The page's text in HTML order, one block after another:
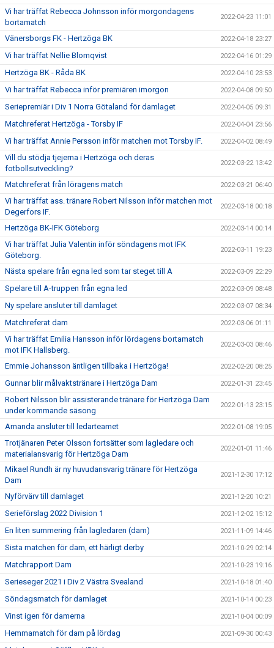
Vi har träffat Rebecca Johnsson inför morgondagens
bortamatch
2022-04-23 11:01
Vänersborgs FK - Hertzöga BK 2022-04-18 23:27
Vi har träffat Nellie Blomqvist 2022-04-16 01:29
Hertzöga BK - Råda BK 2022-04-10 23:53
Vi har träffat Rebecca inför premiären imorgon 2022-04-08 09:50
Seriepremiär i Div 1 Norra Götaland för damlaget 2022-04-05 09:31
Matchreferat Hertzöga - Torsby IF 2022-04-04 23:56
Vi har träffat Annie Persson inför matchen mot Torsby IF. 2022-04-02 08:49
Vill du stödja tjejerna i Hertzöga och deras
fotbollsutveckling?
2022-03-22 13:42
Matchreferat från löragens match 2022-03-21 06:40
Vi har träffat ass. tränare Robert Nilsson inför matchen mot
Degerfors IF.
2022-03-18 00:18
Hertzöga BK-IFK Göteborg 2022-03-14 00:14
Vi har träffat Julia Valentin inför söndagens mot IFK
Göteborg.
2022-03-11 19:23
Nästa spelare från egna led som tar steget till A 2022-03-09 22:29
Spelare till A-truppen från egna led 2022-03-09 08:48
Ny spelare ansluter till damlaget 2022-03-07 08:34
Matchreferat dam 2022-03-06 01:11
Vi har träffat Emilia Hansson inför lördagens bortamatch
mot IFK Hallsberg.
2022-03-03 08:46
Emmie Johansson äntligen tillbaka i Hertzöga! 2022-02-20 08:25
Gunnar blir målvaktstränare i Hertzöga Dam 2022-01-31 23:45
Robert Nilsson blir assisterande tränare för Hertzöga Dam
under kommande säsong
2022-01-13 23:15
Amanda ansluter till ledarteamet 2022-01-08 19:05
Trotjänaren Peter Olsson fortsätter som lagledare och
materialansvarig för Hertzöga Dam
2022-01-01 11:46
Mikael Rundh är ny huvudansvarig tränare för Hertzöga
Dam
2021-12-30 17:12
Nyförvärv till damlaget 2021-12-20 10:21
Serieförslag 2022 Division 1 2021-12-02 15:12
En liten summering från lagledaren (dam) 2021-11-09 14:46
Sista matchen för dam, ett härligt derby 2021-10-29 02:14
Matchrapport Dam 2021-10-23 19:16
Serieseger 2021 i Div 2 Västra Svealand 2021-10-18 01:40
Söndagsmatch för damlaget 2021-10-14 00:23
Vinst igen för damerna 2021-10-04 00:09
Hemmamatch för dam på lördag 2021-09-30 00:43